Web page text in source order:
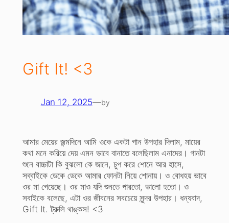
Gift It! <3
Jan 12, 2025—by
আমার মেয়ের জন্মদিনে আমি ওকে একটা গান উপহার দিলাম, মায়ের
কথা মনে করিয়ে দেয় এমন ভাবে বানাতে বলেছিলাম এনাদের। গানটা
শুনে বাচ্চাটা কি বুঝলো কে জানে, চুপ করে শোনে আর হাসে,
সব্বাইকে ডেকে ডেকে আমার ফোনটা নিয়ে শোনায়। ও বোধহয় ভাবে
ওর মা গেয়েছে। ওর মাও যদি শুনতে পারতো, ভালো হতো। ও
সবাইকে বলেছে, এটা ওর জীবনের সবচেয়ে সুন্দর উপহার। ধন্যবাদ,
Gift It. ট্রুলি থাঙ্কস! <3